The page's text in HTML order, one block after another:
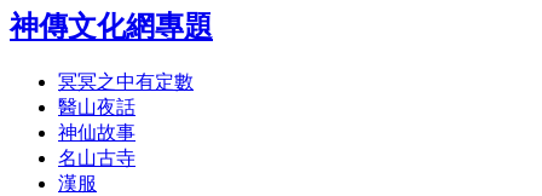
神傳文化網專題
冥冥之中有定數
醫山夜話
神仙故事
名山古寺
漢服